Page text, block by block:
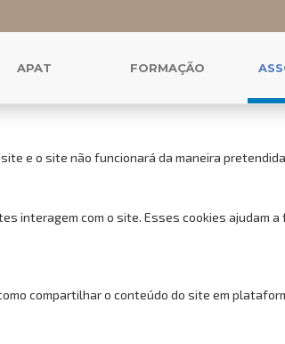
para este
para lhe oferecer uma boa experiência
e o site não funcionará da maneira
interagem com o site. Esses cookies ajudam
compartilhar o conteúdo do site em
APAT FORMAÇÃO